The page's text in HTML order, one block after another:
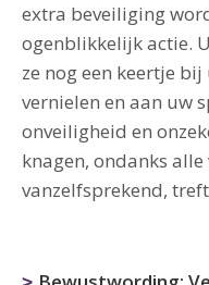
extra beveiliging
ogenblikkelijk actie.
ze nog een keertje
vernielen en aan uw
onveiligheid en
knagen, ondanks
vanzelfsprekend,